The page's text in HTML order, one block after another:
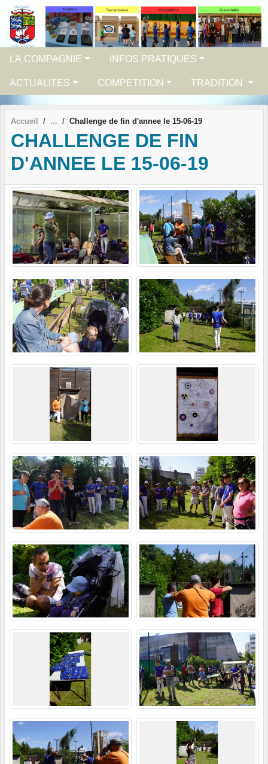
LA COMPAGNIE INFOS PRATIQUES
ACTUALITES COMPETITION TRADITION
Accueil Challenge de fin d'annee le 15-06-19
CHALLENGE DE FIN
D'ANNEE LE 15-06-19
Panneau de gestion des cookies